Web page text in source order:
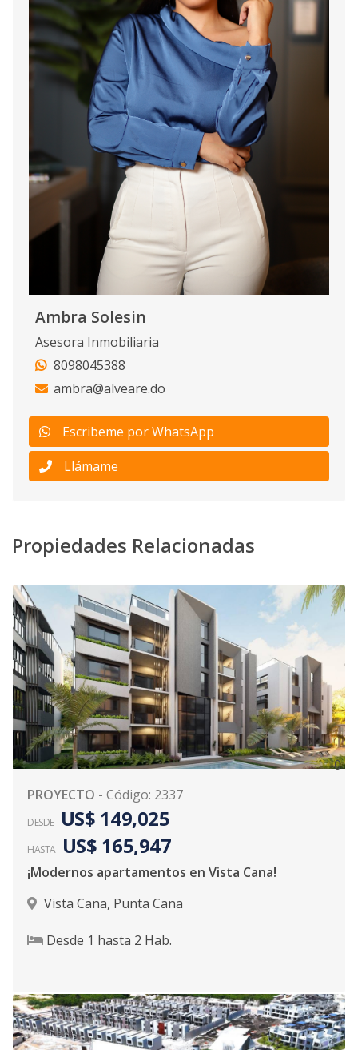
Ambra Solesin
Asesora Inmobiliaria
8098045388
ambra@alveare.do
Escribeme por WhatsApp
Llámame
Propiedades Relacionadas
0
PROYECTO - Código: 2337
DESDE US$ 149,025
HASTA US$ 165,947
¡Modernos apartamentos en Vista Cana!
Vista Cana, Punta Cana
Desde 1 hasta 2 Hab.